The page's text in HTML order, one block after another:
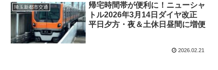
埼玉新都市交通
帰宅時間帯が便利に！ニューシャ
トル2026年3月14日ダイヤ改正
平日夕方・夜＆土休日昼間に増便
2026.02.21